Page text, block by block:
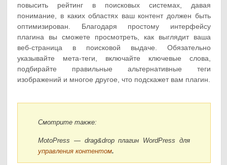
повысить рейтинг в поисковых системах, давая
понимание, в каких областях ваш контент должен быть
оптимизирован. Благодаря простому интерфейсу
плагина вы сможете просмотреть, как выглядит ваша
веб-страница в поисковой выдаче. Обязательно
указывайте мета-теги, включайте ключевые слова,
подбирайте правильные альтернативные теги
изображений и многое другое, что подскажет вам плагин.
Смотрите также:
MotoPress — drag&drop плагин WordPress для
управления контентом.